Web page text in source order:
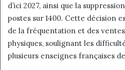
d’ici 2027, ainsi que la
postes sur 1400. Cette décision
de la fréquentation et des
physiques, soulignant les
plusieurs enseignes françaises